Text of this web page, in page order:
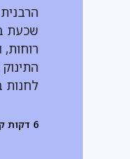
שכעת
לחנות
6 דקות